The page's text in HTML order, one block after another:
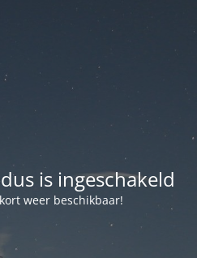
is ingeschakeld
weer beschikbaar!